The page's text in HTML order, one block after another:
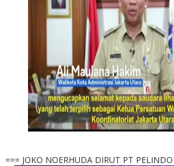
=== JOKO NOERHUDA DIRUT PT